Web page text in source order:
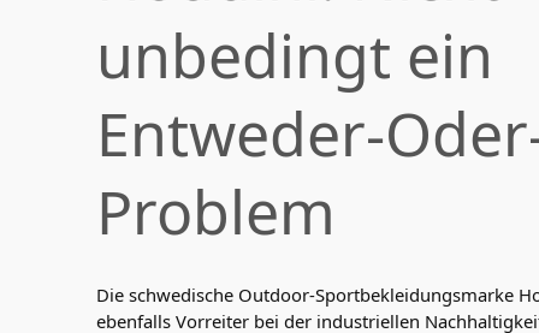
unbedingt ein
Entweder-
Problem
Die schwedische Outdoor-Sportbekleidungsmarke
ebenfalls Vorreiter bei der industriellen